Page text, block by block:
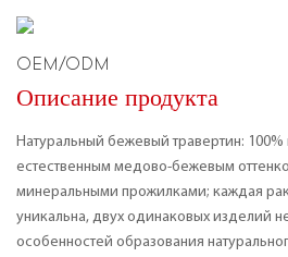
OEM/ODM
Описание продукта
Натуральный бежевый травертин: 100%
естественным медово-бежевым
минеральными прожилками; каждая
уникальна, двух одинаковых изделий
особенностей образования